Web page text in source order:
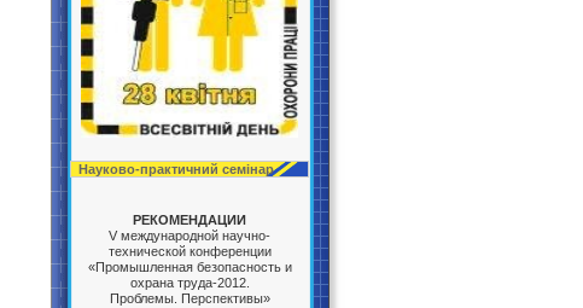
Науково-практичний семінар
РЕКОМЕНДАЦИИ
V международной научно-
технической конференции
«Промышленная безопасность и
охрана труда-2012.
Проблемы. Перспективы»